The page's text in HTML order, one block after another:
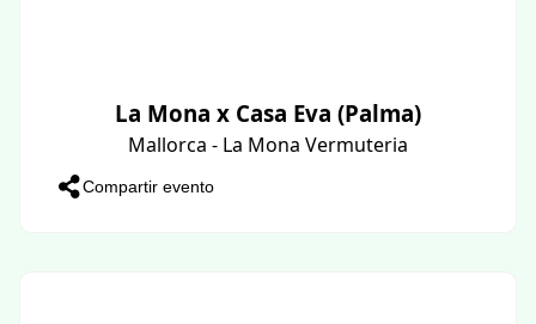
La Mona x Casa Eva (Palma)
Mallorca - La Mona Vermuteria
Compartir evento